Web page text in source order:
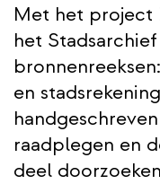
Met het project
het
en
raadplegen en
deel